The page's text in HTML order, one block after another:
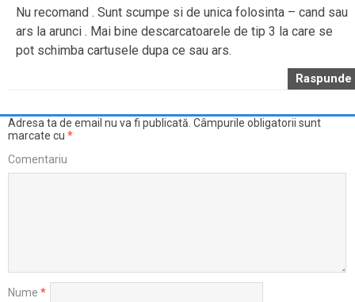
Nu recomand . Sunt scumpe si de unica folosinta – cand sau
ars la arunci . Mai bine descarcatoarele de tip 3 la care se
pot schimba cartusele dupa ce sau ars.
Raspunde
Adresa ta de email nu va fi publicată. Câmpurile obligatorii sunt
marcate cu *
Comentariu
Nume *